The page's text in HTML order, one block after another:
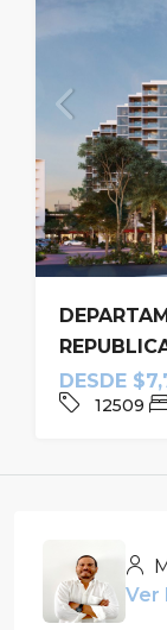
DESDE
12509
Ver